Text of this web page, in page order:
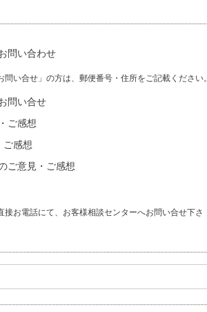
問い合わせ
問い合せ」の方は、郵便番号・住所をご記載ください。
問い合せ
ご感想
感想
意見・ご感想
接お電話にて、お客様相談センターへお問い合せ下さ